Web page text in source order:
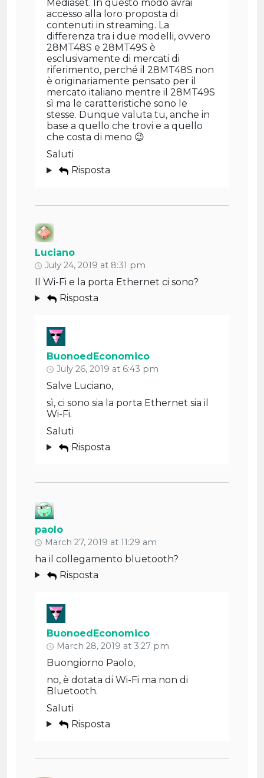
Mediaset. In questo modo avrai
accesso alla loro proposta di
contenuti in streaming. La
differenza tra i due modelli, ovvero
28MT48S e 28MT49S è
esclusivamente di mercati di
riferimento, perché il 28MT48S non
è originariamente pensato per il
mercato italiano mentre il 28MT49S
sì ma le caratteristiche sono le
stesse. Dunque valuta tu, anche in
base a quello che trovi e a quello
che costa di meno 😉
Saluti
Risposta
Luciano
July 24, 2019 at 8:31 pm
Il Wi-Fi e la porta Ethernet ci sono?
Risposta
BuonoedEconomico
July 26, 2019 at 6:43 pm
Salve Luciano,
sì, ci sono sia la porta Ethernet sia il
Wi-Fi.
Saluti
Risposta
paolo
March 27, 2019 at 11:29 am
ha il collegamento bluetooth?
Risposta
BuonoedEconomico
March 28, 2019 at 3:27 pm
Buongiorno Paolo,
no, è dotata di Wi-Fi ma non di
Bluetooth.
Saluti
Risposta